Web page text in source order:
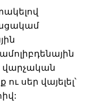
վարչական
սեր վայելել՝